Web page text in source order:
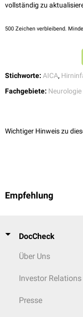
vollständig zu
500 Zeichen verbleibend.
Stichworte: AICA,
Fachgebiete: Neurologie
Wichtiger Hinweis zu
Empfehlung
DocCheck
Über Uns
Investor Relations
Presse